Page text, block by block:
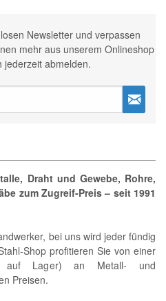
Newsletter und verpassen
mehr aus unserem Onlineshop
jederzeit abmelden.
Draht und Gewebe, Rohre,
zum Zugreif-Preis – seit 1991
bei uns wird jeder fündig
Shop profitieren Sie von einer
auf Lager) an Metall- und
Preisen.